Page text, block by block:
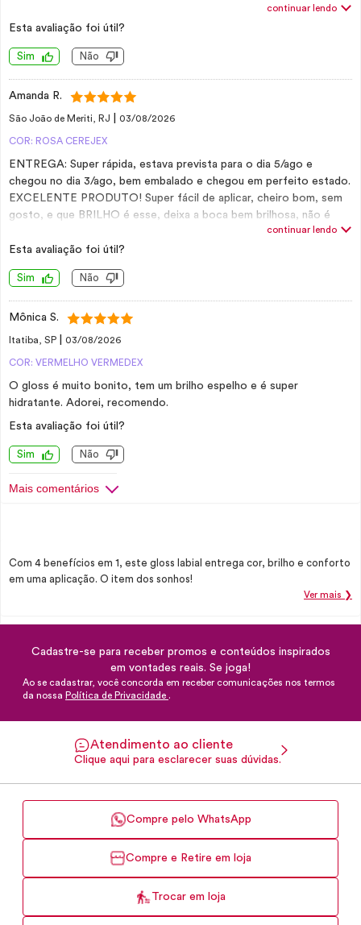
kkkkk. Não é pegajoso, é cheiroso, não tem gosto, com uma
aplicação já fica super brilhoso e não sai fácil.
continuar lendo
Esta avaliação foi útil?
Sim Não
Amanda R.
São João de Meriti, RJ 03/08/2026
COR: ROSA CEREJEX
ENTREGA: Super rápida, estava prevista para o dia 5/ago e
chegou no dia 3/ago, bem embalado e chegou em perfeito estado.
EXCELENTE PRODUTO! Super fácil de aplicar, cheiro bom, sem
gosto, e que BRILHO é esse, deixa a boca bem brilhosa, não é
grosso como algumas marcas de gloss em brilho, não é pegajoso
e não sai com facilidade.
continuar lendo
Esta avaliação foi útil?
Sim Não
Mônica S.
Itatiba, SP 03/08/2026
COR: VERMELHO VERMEDEX
O gloss é muito bonito, tem um brilho espelho e é super
hidratante. Adorei, recomendo.
Esta avaliação foi útil?
Sim Não
Mais comentários
Com 4 benefícios em 1, este gloss labial entrega cor, brilho e conforto
em uma aplicação. O item dos sonhos!
Ver mais ❯
Cadastre-se para receber promos e conteúdos inspirados
em vontades reais. Se joga!
Ao se cadastrar, você concorda em receber comunicações nos termos
da nossa Política de Privacidade .
Atendimento ao cliente
Clique aqui para esclarecer suas dúvidas.
Compre pelo WhatsApp
Compre e Retire em loja
Trocar em loja